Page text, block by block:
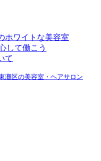
ホワイトな美容室
して働こう
て
灘区の美容室・ヘアサロン